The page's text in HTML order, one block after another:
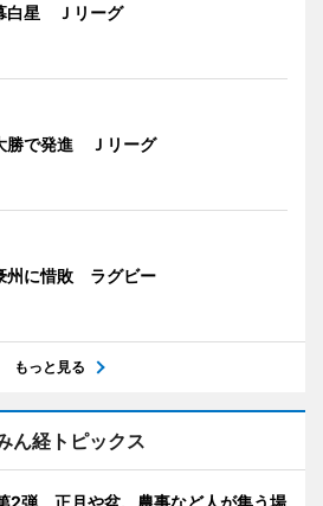
白星 Ｊリーグ
勝で発進 Ｊリーグ
州に惜敗 ラグビー
もっと見る
ん経トピックス
2弾 正月や盆、農事など人が集う場